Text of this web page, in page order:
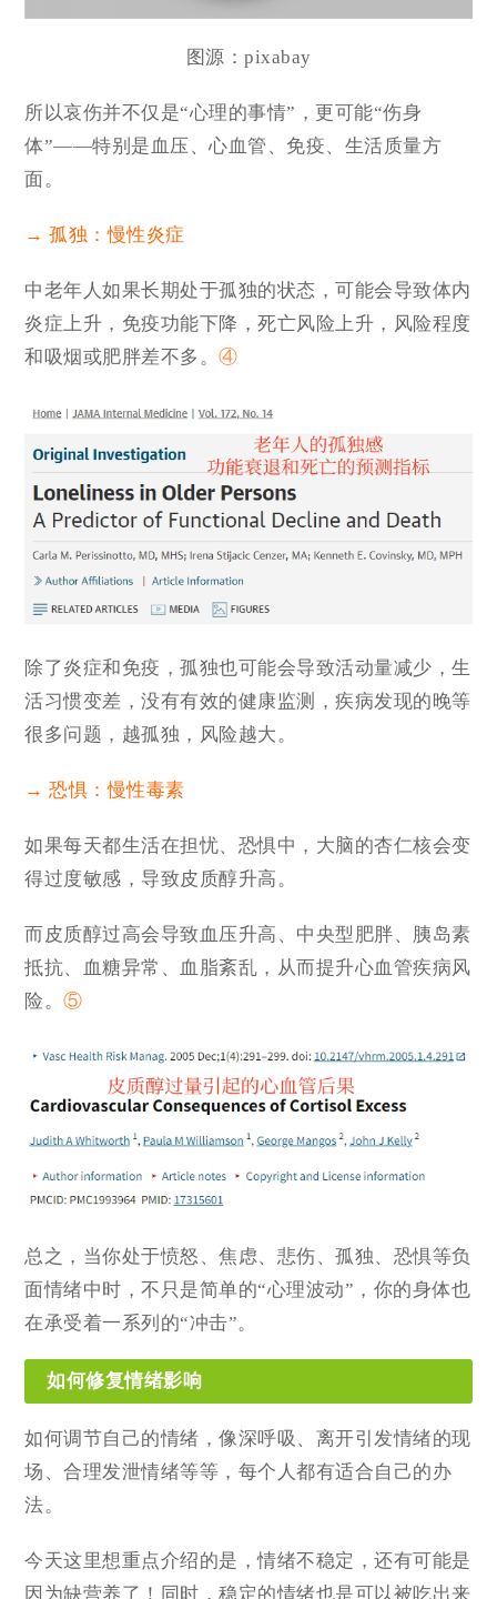
图源： pixabay
所以哀伤并不仅是“心理的事情”，更可能“伤身
体”——特别是血压、心血管、免疫、生活质量方
面。
→ 孤独：慢性炎症
中老年人如果长期处于孤独的状态，可能会导致体内
炎症上升，免疫功能下降，死亡风险上升，风险程度
和吸烟或肥胖差不多。④
除了炎症和免疫，孤独也可能会导致活动量减少，生
活习惯变差，没有有效的健康监测，疾病发现的晚等
很多问题，越孤独，风险越大。
→ 恐惧：慢性毒素
如果每天都生活在担忧、恐惧中，大脑的杏仁核会变
得过度敏感，导致皮质醇升高。
而 皮质醇过高会导致血压升高、中央型肥胖、胰岛素
抵抗、血糖异常、血脂紊乱，从而提升心血管疾病风
险。⑤
总之，当你处于愤怒、焦虑、悲伤、孤独、恐惧等负
面情绪中时，不只是简单的“心理波动”，你的身体也
在承受着一系列的“冲击”。
如何修复情绪影响
如何调节自己的情绪，像深呼吸、离开引发情绪的现
场、合理发泄情绪等等，每个人都有适合自己的办
法。
今天这里想重点介绍的是，情绪不稳定，还有可能是
因为缺营养了！同时，稳定的情绪也是可以被吃出来